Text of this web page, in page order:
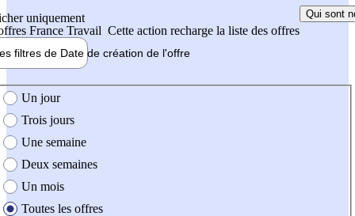
uniquement
France Travail Cette action recharge la liste des offres
Qui sont
filtres de Date de création de l'offre
création de l'offre
Un jour
Trois jours
Une semaine
Deux semaines
Un mois
Toutes les offres